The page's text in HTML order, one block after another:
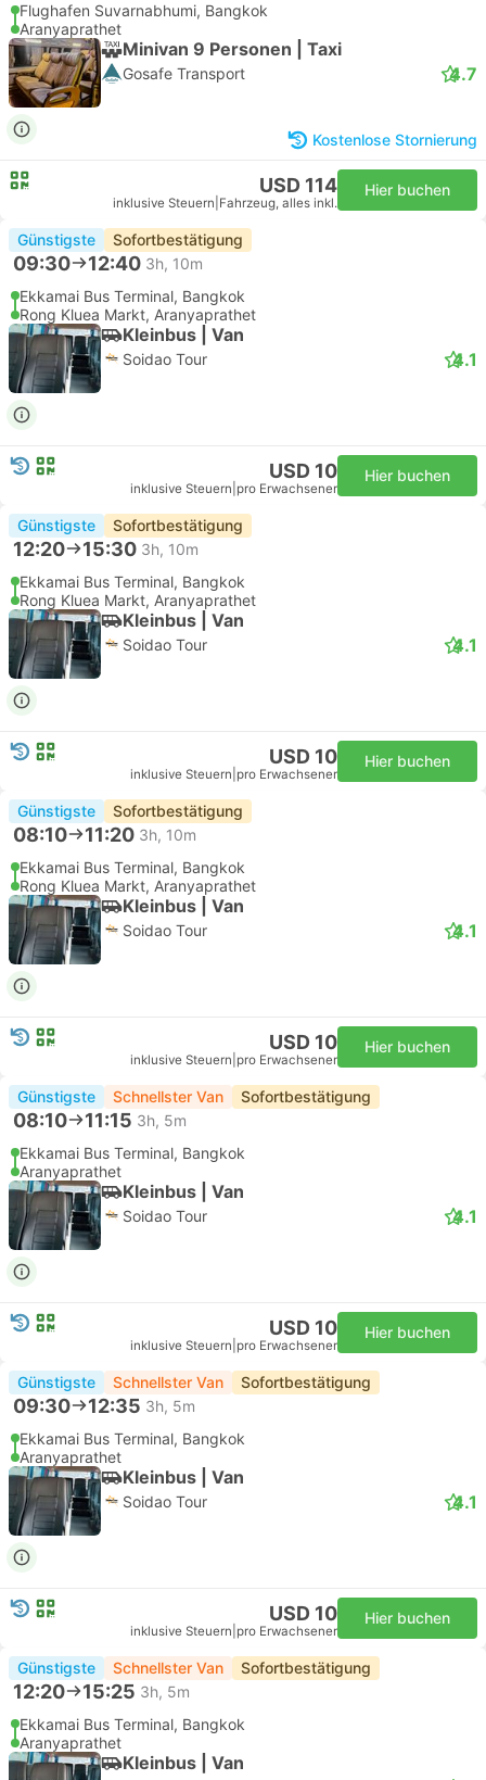
Flughafen Suvarnabhumi, Bangkok
Aranyaprathet
Minivan 9 Personen | Taxi
Gosafe Transport 4.7
Kostenlose Stornierung
USD 114
inklusive Steuern Fahrzeug, alles inkl.
Hier buchen
Günstigste Sofortbestätigung
09:30 12:40 3h, 10m
Ekkamai Bus Terminal, Bangkok
Rong Kluea Markt, Aranyaprathet
Kleinbus | Van
Soidao Tour 4.1
USD 10
inklusive Steuern pro Erwachsener
Hier buchen
Günstigste Sofortbestätigung
12:20 15:30 3h, 10m
Ekkamai Bus Terminal, Bangkok
Rong Kluea Markt, Aranyaprathet
Kleinbus | Van
Soidao Tour 4.1
USD 10
inklusive Steuern pro Erwachsener
Hier buchen
Günstigste Sofortbestätigung
08:10 11:20 3h, 10m
Ekkamai Bus Terminal, Bangkok
Rong Kluea Markt, Aranyaprathet
Kleinbus | Van
Soidao Tour 4.1
USD 10
inklusive Steuern pro Erwachsener
Hier buchen
Günstigste Schnellster Van Sofortbestätigung
08:10 11:15 3h, 5m
Ekkamai Bus Terminal, Bangkok
Aranyaprathet
Kleinbus | Van
Soidao Tour 4.1
USD 10
inklusive Steuern pro Erwachsener
Hier buchen
Günstigste Schnellster Van Sofortbestätigung
09:30 12:35 3h, 5m
Ekkamai Bus Terminal, Bangkok
Aranyaprathet
Kleinbus | Van
Soidao Tour 4.1
USD 10
inklusive Steuern pro Erwachsener
Hier buchen
Günstigste Schnellster Van Sofortbestätigung
12:20 15:25 3h, 5m
Ekkamai Bus Terminal, Bangkok
Aranyaprathet
Kleinbus | Van